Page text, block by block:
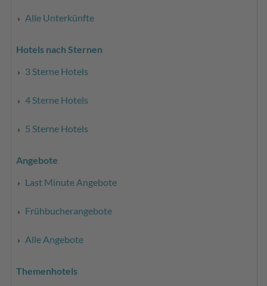
Alle Unterkünfte
Hotels nach Sternen
3 Sterne Hotels
4 Sterne Hotels
5 Sterne Hotels
Angebote
Last Minute Angebote
Frühbucherangebote
Alle Angebote
Themenhotels